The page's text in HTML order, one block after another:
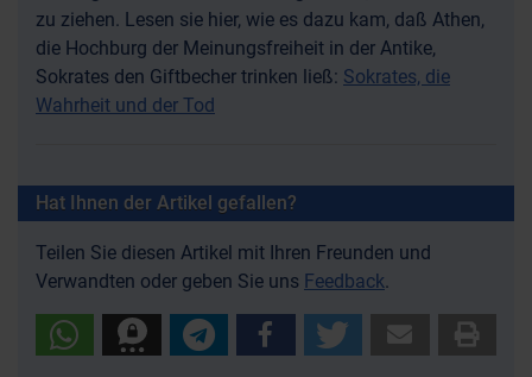
zu ziehen. Lesen sie hier, wie es dazu kam, daß Athen,
die Hochburg der Meinungsfreiheit in der Antike,
Sokrates den Giftbecher trinken ließ: Sokrates, die
Wahrheit und der Tod
Hat Ihnen der Artikel gefallen?
Teilen Sie diesen Artikel mit Ihren Freunden und
Verwandten oder geben Sie uns Feedback.